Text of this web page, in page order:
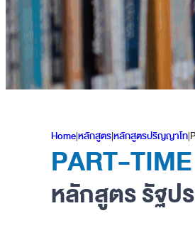
Home|หลักสูตร|หลักสูตรปริญญาโท|
PART-
หลักสูตร รัฐป